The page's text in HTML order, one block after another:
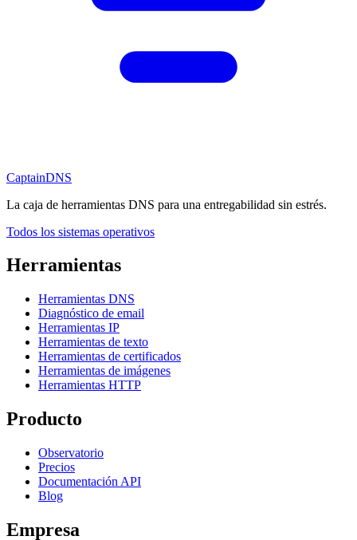
CaptainDNS
La caja de herramientas DNS para una entregabilidad sin estrés.
Todos los sistemas operativos
Herramientas
Herramientas DNS
Diagnóstico de email
Herramientas IP
Herramientas de texto
Herramientas de certificados
Herramientas de imágenes
Herramientas HTTP
Producto
Observatorio
Precios
Documentación API
Blog
Empresa